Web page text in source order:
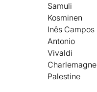
Samuli
Kosminen
Inês Campos
Antonio
Vivaldi
Charlemagne
Palestine